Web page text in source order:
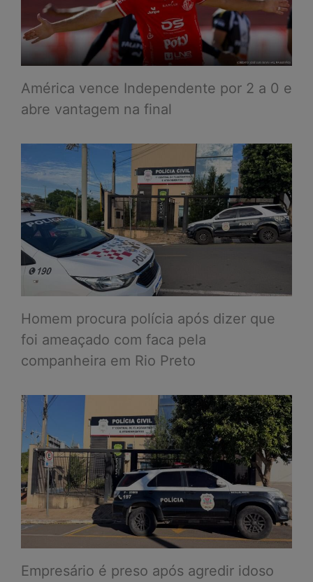
América vence Independente por 2 a 0 e
abre vantagem na final
Homem procura polícia após dizer que
foi ameaçado com faca pela
companheira em Rio Preto
Empresário é preso após agredir idoso